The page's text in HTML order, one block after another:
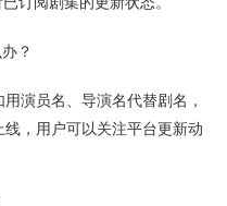
？
演员名、导演名代替剧名，
，用户可以关注平台更新动